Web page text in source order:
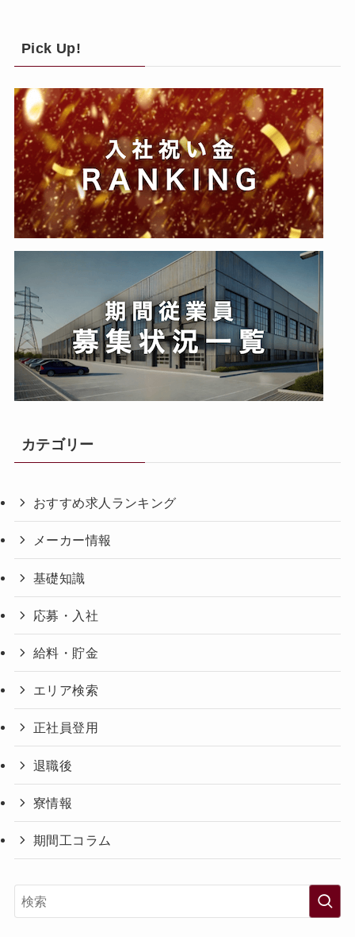
Pick Up!
カテゴリー
おすすめ求人ランキング
メーカー情報
基礎知識
応募・入社
給料・貯金
エリア検索
正社員登用
退職後
寮情報
期間工コラム